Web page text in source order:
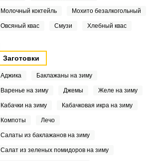
Молочный коктейль Мохито безалкогольный
Овсяный квас Смузи Хлебный квас
Заготовки
Аджика Баклажаны на зиму
Варенье на зиму Джемы Желе на зиму
Кабачки на зиму Кабачковая икра на зиму
Компоты Лечо
Салаты из баклажанов на зиму
Салат из зеленых помидоров на зиму